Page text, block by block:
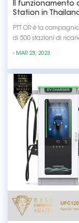
Il funzionamento
Station in
PTT OR è la
di 500 stazioni di
testato molti d...
- MAR 23, 2023